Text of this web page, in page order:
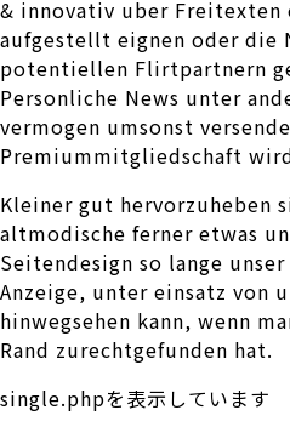
& innovativ uber Freitexten
aufgestellt eignen oder die
potentiellen Flirtpartnern
Personliche News unter
vermogen umsonst
Premiummitgliedschaft
Kleiner gut hervorzuheben
altmodische ferner etwas
Seitendesign so lange
Anzeige, unter einsatz von
hinwegsehen kann, wenn
Rand zurechtgefunden hat.
single.phpを表示しています